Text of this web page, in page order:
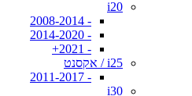
i20
- 2008-2014
- 2014-2020
- 2021+
i25 / אקסנט
- 2011-2017
i30